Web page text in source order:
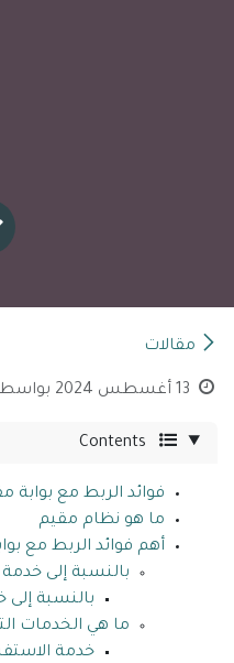
مقالات
13 أغسطس 2024
Contents
فوائد الربط مع بوابة
ما هو نظام مقيم
أهم فوائد الربط مع
بالنسبة إلى
بالنسبة إلى
ما هي الخدمات
خدمة